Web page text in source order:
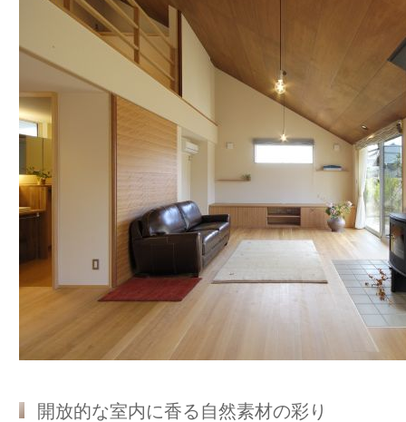
開放的な室内に香る自然素材の彩り